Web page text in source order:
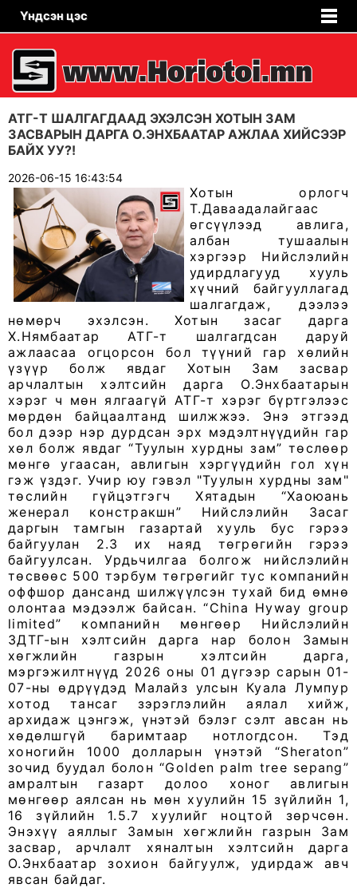
Үндсэн цэс
АТГ-Т ШАЛГАГДААД ЭХЭЛСЭН ХОТЫН ЗАМ
ЗАСВАРЫН ДАРГА О.ЭНХБААТАР АЖЛАА ХИЙСЭЭР
БАЙХ УУ?!
2026-06-15 16:43:54
Хотын орлогч
Т.Даваадалайгаас
өгсүүлээд авлига,
албан тушаалын
хэргээр Нийслэлийн
удирдлагууд хууль
хүчний байгууллагад
шалгагдаж, дээлээ
нөмөрч эхэлсэн. Хотын засаг дарга
Х.Нямбаатар АТГ-т шалгагдсан даруй
ажлаасаа огцорсон бол түүний гар хөлийн
үзүүр болж явдаг Хотын Зам засвар
арчлалтын хэлтсийн дарга О.Энхбаатарын
хэрэг ч мөн ялгаагүй АТГ-т хэрэг бүртгэлээс
мөрдөн байцаалтанд шилжжээ. Энэ этгээд
бол дээр нэр дурдсан эрх мэдэлтнүүдийн гар
хөл болж явдаг “Туулын хурдны зам” төслөөр
мөнгө угаасан, авлигын хэргүүдийн гол хүн
гэж үздэг. Учир юу гэвэл "Туулын хурдны зам"
төслийн гүйцэтгэгч Хятадын “Хаоюань
женерал констракшн” Нийслэлийн Засаг
даргын тамгын газартай хууль бус гэрээ
байгуулан 2.3 их наяд төгрөгийн гэрээ
байгуулсан. Урдьчилгаа болгож нийслэлийн
төсвөөс 500 тэрбум төгрөгийг тус компанийн
оффшор дансанд шилжүүлсэн тухай бид өмнө
олонтаа мэдээлж байсан. “China Hyway group
limited” компанийн мөнгөөр Нийслэлийн
ЗДТГ-ын хэлтсийн дарга нар болон Замын
хөгжлийн газрын хэлтсийн дарга,
мэргэжилтнүүд 2026 оны 01 дүгээр сарын 01-
07-ны өдрүүдэд Малайз улсын Куала Лумпур
хотод тансаг зэрэглэлийн аялал хийж,
архидаж цэнгэж, үнэтэй бэлэг сэлт авсан нь
хөдөлшгүй баримтаар нотлогдсон. Тэд
хоногийн 1000 долларын үнэтэй “Sheraton”
зочид буудал болон “Golden palm tree sepang”
амралтын газарт долоо хоног авлигын
мөнгөөр аялсан нь мөн хуулийн 15 зүйлийн 1,
16 зүйлийн 1.5.7 хуулийг ноцтой зөрчсөн.
Энэхүү аяллыг Замын хөгжлийн газрын Зам
засвар, арчлалт хяналтын хэлтсийн дарга
О.Энхбаатар зохион байгуулж, удирдаж авч
явсан байдаг.